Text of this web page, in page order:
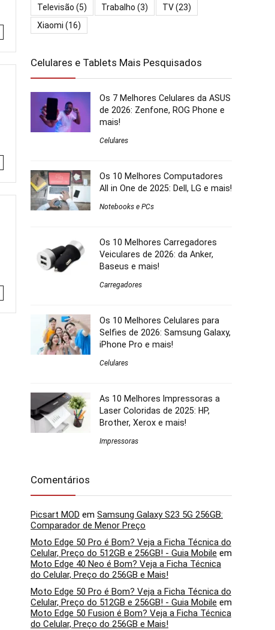
Televisão (5) Trabalho (3) TV(23)
Xiaomi (16)
Celulares e Tablets Mais Pesquisados
Os 7 Melhores Celulares da ASUS
de 2026: Zenfone, ROG Phone e
mais!
Celulares
Os 10 Melhores Computadores
All in One de 2025: Dell, LG e mais!
Notebooks e PCs
Os 10 Melhores Carregadores
Veiculares de 2026: da Anker,
Baseus e mais!
Carregadores
Os 10 Melhores Celulares para
Selfies de 2026: Samsung Galaxy,
iPhone Pro e mais!
Celulares
As 10 Melhores Impressoras a
Laser Coloridas de 2025: HP,
Brother, Xerox e mais!
Impressoras
Comentários
Picsart MOD em Samsung Galaxy S23 5G 256GB:
Comparador de Menor Preço
Moto Edge 50 Pro é Bom? Veja a Ficha Técnica do
Celular, Preço do 512GB e 256GB! - Guia Mobile em
Moto Edge 40 Neo é Bom? Veja a Ficha Técnica
do Celular, Preço do 256GB e Mais!
Moto Edge 50 Pro é Bom? Veja a Ficha Técnica do
Celular, Preço do 512GB e 256GB! - Guia Mobile em
Moto Edge 50 Fusion é Bom? Veja a Ficha Técnica
do Celular, Preço do 256GB e Mais!